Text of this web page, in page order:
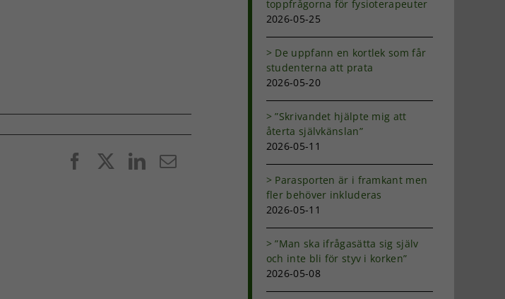
FacebookLinkedIn
E-
toppfrågorna för fysioterapeuter
2026-05-25
De uppfann en kortlek som får
studenterna att prata
2026-05-20
”Skrivandet hjälpte mig att
återta självkänslan”
2026-05-11
Parasporten är i framkant men
fler behöver inkluderas
2026-05-11
”Man ska ifrågasätta sig själv
och inte bli för styv i korken”
2026-05-08